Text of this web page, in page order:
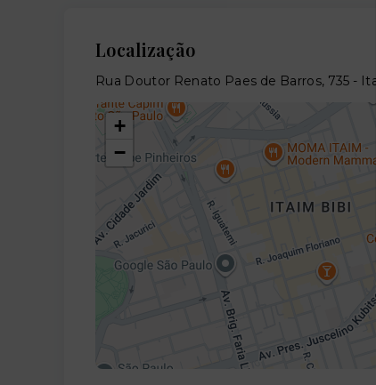
Localização
Rua Doutor Renato Paes de Barros, 735 -
+
−